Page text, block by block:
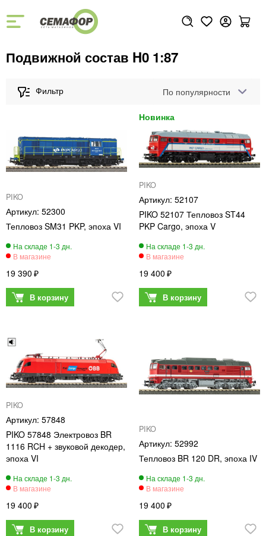
Подвижной состав H0 1:87
По популярности
PIKO
52300
Тепловоз SM31 PKP, эпоха VI
19 390
PIKO
52107
PIKO 52107 Тепловоз ST44
PKP Cargo, эпоха V
19 400
PIKO
57848
PIKO 57848 Электровоз BR
1116 RCH + звуковой декодер,
эпоха VI
19 400
PIKO
52992
Тепловоз BR 120 DR, эпоха IV
19 400